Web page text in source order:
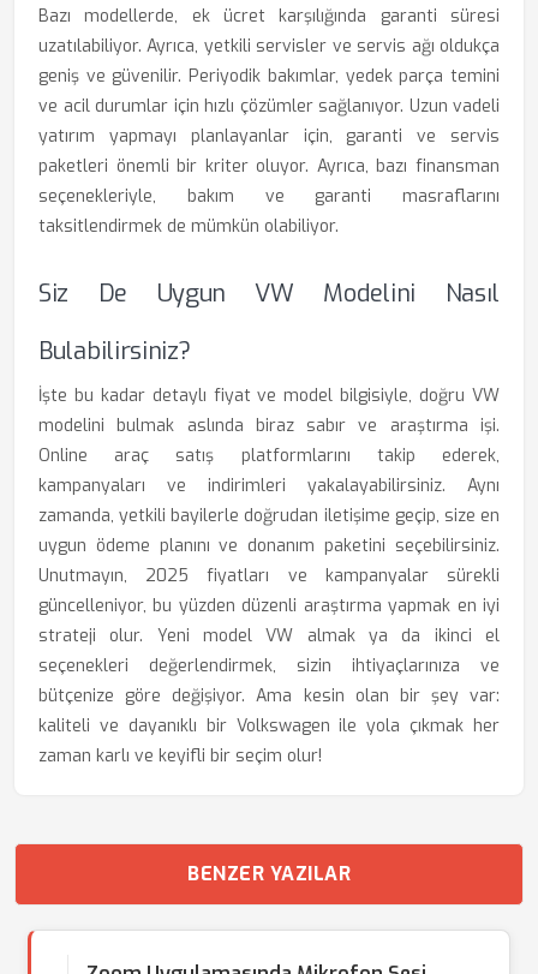
Bazı modellerde, ek ücret karşılığında garanti süresi
uzatılabiliyor. Ayrıca, yetkili servisler ve servis ağı oldukça
geniş ve güvenilir. Periyodik bakımlar, yedek parça temini
ve acil durumlar için hızlı çözümler sağlanıyor. Uzun vadeli
yatırım yapmayı planlayanlar için, garanti ve servis
paketleri önemli bir kriter oluyor. Ayrıca, bazı finansman
seçenekleriyle, bakım ve garanti masraflarını
taksitlendirmek de mümkün olabiliyor.
Siz De Uygun VW Modelini Nasıl
Bulabilirsiniz?
İşte bu kadar detaylı fiyat ve model bilgisiyle, doğru VW
modelini bulmak aslında biraz sabır ve araştırma işi.
Online araç satış platformlarını takip ederek,
kampanyaları ve indirimleri yakalayabilirsiniz. Aynı
zamanda, yetkili bayilerle doğrudan iletişime geçip, size en
uygun ödeme planını ve donanım paketini seçebilirsiniz.
Unutmayın, 2025 fiyatları ve kampanyalar sürekli
güncelleniyor, bu yüzden düzenli araştırma yapmak en iyi
strateji olur. Yeni model VW almak ya da ikinci el
seçenekleri değerlendirmek, sizin ihtiyaçlarınıza ve
bütçenize göre değişiyor. Ama kesin olan bir şey var:
kaliteli ve dayanıklı bir Volkswagen ile yola çıkmak her
zaman karlı ve keyifli bir seçim olur!
BENZER YAZILAR